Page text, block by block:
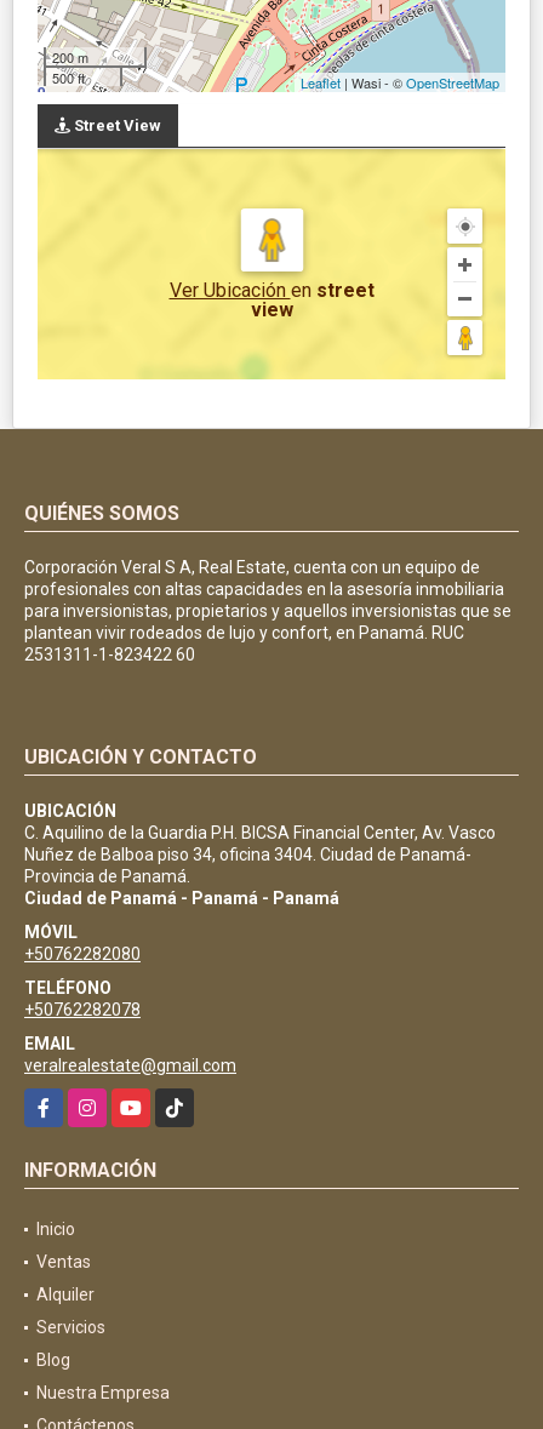
200 m
500 ft
Leaflet | Wasi - ©OpenStreetMap
Street View
Ver Ubicación en street
view
QUIÉNES SOMOS
Corporación Veral S A, Real Estate, cuenta con un equipo de
profesionales con altas capacidades en la asesoría inmobiliaria
para inversionistas, propietarios y aquellos inversionistas que se
plantean vivir rodeados de lujo y confort, en Panamá. RUC
2531311-1-823422 60
UBICACIÓN Y CONTACTO
UBICACIÓN
C. Aquilino de la Guardia P.H. BICSA Financial Center, Av. Vasco
Nuñez de Balboa piso 34, oficina 3404. Ciudad de Panamá-
Provincia de Panamá.
Ciudad de Panamá - Panamá - Panamá
MÓVIL
+50762282080
TELÉFONO
+50762282078
EMAIL
veralrealestate@gmail.com
FacebookInstagramYouTubeTikTok
INFORMACIÓN
Inicio
Ventas
Alquiler
Servicios
Blog
Nuestra Empresa
Contáctenos